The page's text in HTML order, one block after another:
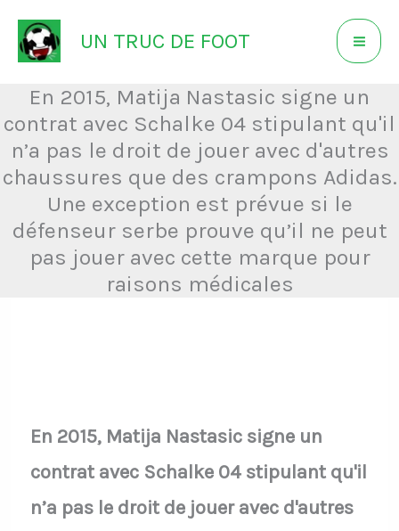
Aller
au
contenu
UN TRUC DE FOOT
En 2015, Matija Nastasic signe un
contrat avec Schalke 04 stipulant qu'il
n’a pas le droit de jouer avec d'autres
chaussures que des crampons Adidas.
Une exception est prévue si le
défenseur serbe prouve qu’il ne peut
pas jouer avec cette marque pour
raisons médicales
En 2015, Matija Nastasic signe un
contrat avec Schalke 04 stipulant qu'il
n’a pas le droit de jouer avec d'autres